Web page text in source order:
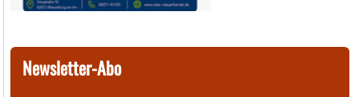
Newsletter-Abo